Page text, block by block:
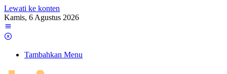
Lewati ke konten
Kamis, 6 Agustus 2026
Tambahkan Menu